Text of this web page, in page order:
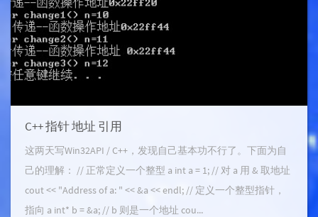
C++ 指针 地址 引用
这两天写Win32API / C++，发现自己基本功不行了。下面为自
己的理解： // 正常定义一个整型 a int a = 1; // 对 a 用 & 取地址
cout << "Address of a: " << &a << endl; // 定义一个整型指针，
指向 a int* b = &a; // b 则是一个地址 cou...